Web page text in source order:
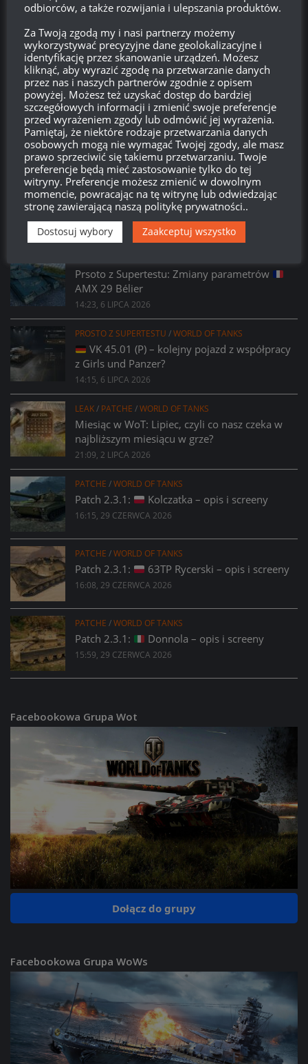
Kanał komentarzy
WordPress.org
Brakwierzchołka drzewkaod:
581
Dni
02
Godzin
11
Minut
01
Sekund
Prsoto z Supertestu: Zmiany parametrów
AMX 29 Bélier
14:23, 6 LIPCA 2026
PROSTO Z SUPERTESTU /WORLD OF TANKS
VK 45.01 (P) – kolejny pojazd z współpracy
z Girls und Panzer?
14:15, 6 LIPCA 2026
LEAK/ PATCHE /WORLD OF TANKS
Miesiąc w WoT: Lipiec, czyli co nasz czeka w
najbliższym miesiącu w grze?
21:09, 2 LIPCA 2026
PATCHE /WORLD OF TANKS
Patch 2.3.1: Kolczatka – opis i screeny
16:15, 29 CZERWCA 2026
PATCHE /WORLD OF TANKS
Patch 2.3.1: 63TP Rycerski – opis i screeny
16:08, 29 CZERWCA 2026
PATCHE /WORLD OF TANKS
Patch 2.3.1: Donnola – opis i screeny
15:59, 29 CZERWCA 2026
Facebookowa Grupa Wot
Dołącz do grupy
Facebookowa Grupa WoWs
odbiorców, a także rozwijania i ulepszania produktów.
Za Twoją zgodą my i nasi partnerzy możemy
wykorzystywać precyzyjne dane geolokalizacyjne i
identyfikację przez skanowanie urządzeń. Możesz
kliknąć, aby wyrazić zgodę na przetwarzanie danych
przez nas i naszych partnerów zgodnie z opisem
powyżej. Możesz też uzyskać dostęp do bardziej
szczegółowych informacji i zmienić swoje preferencje
przed wyrażeniem zgody lub odmówić jej wyrażenia.
Pamiętaj, że niektóre rodzaje przetwarzania danych
osobowych mogą nie wymagać Twojej zgody, ale masz
prawo sprzeciwić się takiemu przetwarzaniu. Twoje
preferencje będą mieć zastosowanie tylko do tej
witryny. Preferencje możesz zmienić w dowolnym
momencie, powracając na tę witrynę lub odwiedzając
stronę zawierającą naszą politykę prywatności..
Dostosuj wybory Zaakceptuj wszystko